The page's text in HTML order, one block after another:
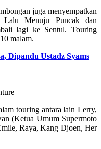
juga menyempatkan
Menuju Puncak dan
lagi ke Sentul. Touring
malam.
Dipandu Ustadz Syams
touring antara lain Lerry,
(Ketua Umum Supermoto
Raya, Kang Djoen, Her